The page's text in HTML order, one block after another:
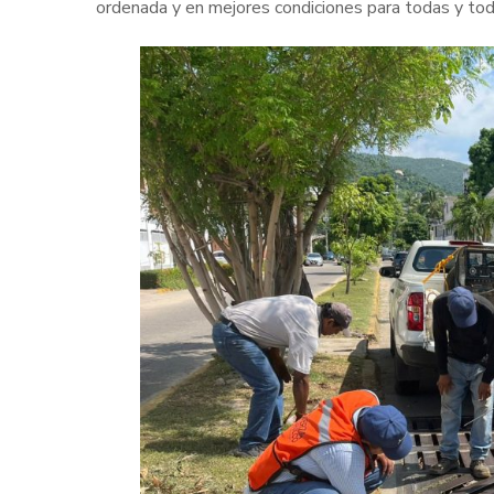
ordenada y en mejores condiciones para todas y